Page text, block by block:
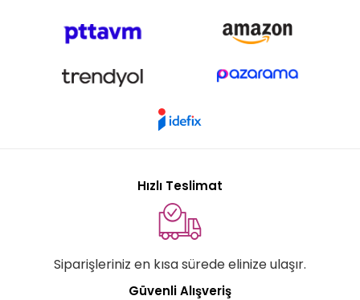
Hızlı Teslimat
Siparişleriniz en kısa sürede elinize ulaşır.
Güvenli Alışveriş